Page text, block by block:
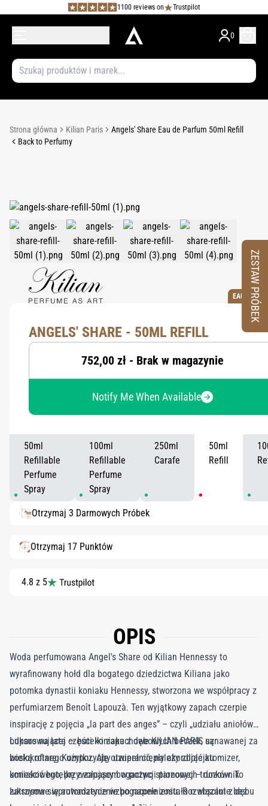
1100 reviews on Trustpilot
0
Strona główna Kilian Paris
Angels' Share Eau de Parfum 50ml Refill
Back to Perfumy
EAU DE
ANGELS' SHARE - 50ML REFILL
752,00 zł - Brak w magazynie
Notify Me When Available
50ml
Refillable
Perfume
Spray
100ml
Refillable
Perfume
Spray
250ml
Carafe
50ml
Refill
Otrzymaj 3 Darmowych Próbek
Otrzymaj 17 Punktów
4.8 z 5
OPIS
Woda perfumowana Angel's Share od Kilian Hennessy to
wyrafinowany hołd dla bogatego dziedzictwa Kiliana jako
potomka dynastii koniaku Hennessy, stworzona we współpracy z
perfumiarzem Benoît Lapouzà. Ten wyjątkowy zapach czerpie
inspirację z pojęcia „la part des anges” – czyli „udziału aniołów”,
odparowującej części koniaku z dębowych beczek, uznawanej za
boską ofiarę. Kompozycję otwiera ciepły akord olejku
koniakowego, przywołujący bogactwo starzonych trunków. To
luksusowe wprowadzenie wzbogacone zostało o absolut z dębu
Luksus na lata — butelki zapachowe KILIAN PARIS są
wielokrotnego użytku. Aby uzupełnić, należy zdjąć atomizer,
umieścić butelkę z zapasem w pozycji pionowej – dozownik
zatrzyma się automatycznie po napełnieniu. Rozwiązanie bez
ZESTAW PRÓBEK